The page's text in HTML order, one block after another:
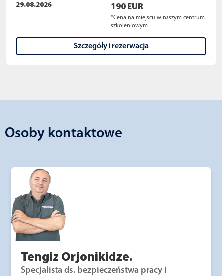
29.08.2026 190 EUR
*Cena na miejscu w naszym centrum
szkoleniowym
Szczegóły i rezerwacja
Osoby kontaktowe
Tengiz Orjonikidze.
Specjalista ds. bezpieczeństwa pracy i